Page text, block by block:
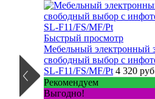
Быстрый просмотр
Мебельный электронный
свободный выбор с
SL-F11/FS/MF/Pt 4 320
Рекомендуем
Выгодно!